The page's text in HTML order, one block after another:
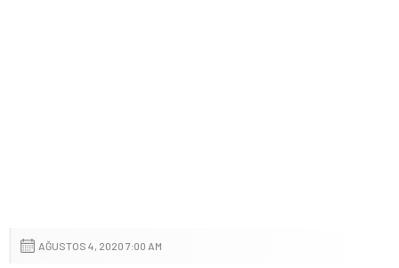
AĞUSTOS 4, 2020 7:00 AM